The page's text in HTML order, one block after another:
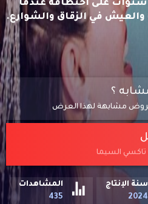
سنوات على اختطافه عندما
والعيش في الزقاق والشوارع.
؟
مشابهة لهذا العرض
السيما
سنة الإنتاج
2024
المشاهدات
435